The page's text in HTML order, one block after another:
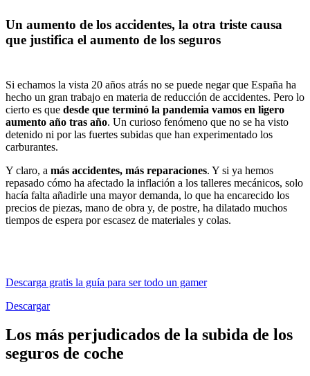
Un aumento de los accidentes, la otra triste causa
que justifica el aumento de los seguros
Si echamos la vista 20 años atrás no se puede negar que España ha
hecho un gran trabajo en materia de reducción de accidentes. Pero lo
cierto es que desde que terminó la pandemia vamos en ligero
aumento año tras año. Un curioso fenómeno que no se ha visto
detenido ni por las fuertes subidas que han experimentado los
carburantes.
Y claro, a más accidentes, más reparaciones. Y si ya hemos
repasado cómo ha afectado la inflación a los talleres mecánicos, solo
hacía falta añadirle una mayor demanda, lo que ha encarecido los
precios de piezas, mano de obra y, de postre, ha dilatado muchos
tiempos de espera por escasez de materiales y colas.
Descarga gratis la guía para ser todo un gamer
Descargar
Los más perjudicados de la subida de los
seguros de coche